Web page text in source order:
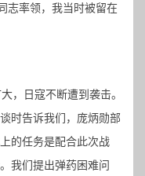
志率领，我当时被留在
，日寇不断遭到袭击。
时告诉我们，庞炳勋部
的任务是配合此次战
我们提出弹药困难问